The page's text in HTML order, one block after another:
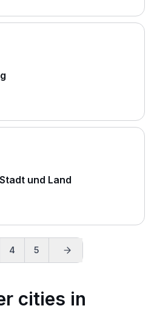
und Land
4 5
cities in